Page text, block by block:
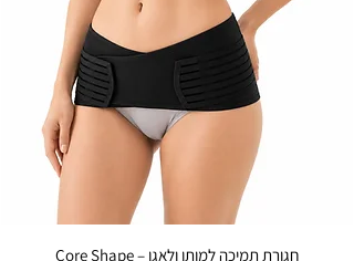
Core Shape – חגורת תמיכה למותן ולאגן